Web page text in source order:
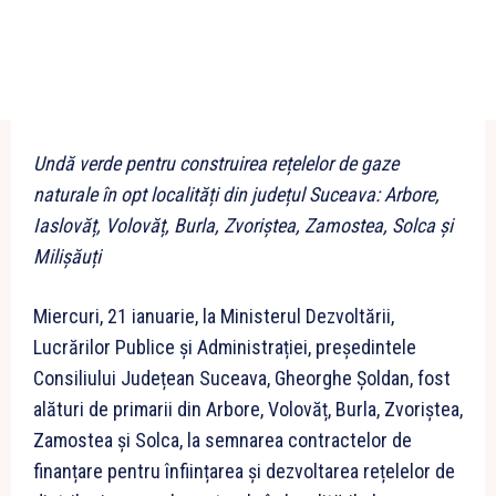
Undă verde pentru construirea rețelelor de gaze
naturale în opt localități din județul Suceava: Arbore,
Iaslovăț, Volovăț, Burla, Zvoriștea, Zamostea, Solca și
Milișăuți
Miercuri, 21 ianuarie, la Ministerul Dezvoltării,
Lucrărilor Publice și Administrației, președintele
Consiliului Județean Suceava, Gheorghe Șoldan, fost
alături de primarii din Arbore, Volovăț, Burla, Zvoriștea,
Zamostea și Solca, la semnarea contractelor de
finanțare pentru înființarea și dezvoltarea rețelelor de